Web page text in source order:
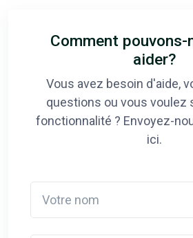
Comment pouvons-
aider?
Vous avez besoin d'aide,
questions ou vous voulez
fonctionnalité ? Envoyez-
ici.